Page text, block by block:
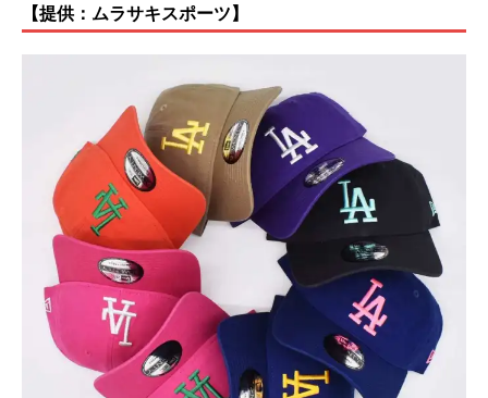
【提供：ムラサキスポーツ】